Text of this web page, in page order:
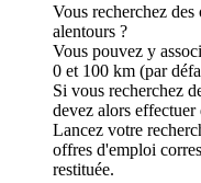
Vous recherchez
alentours ?
Vous pouvez y
0 et 100 km (par
Si vous recherchez
devez alors effectuer
Lancez votre
offres d'emploi
restituée.